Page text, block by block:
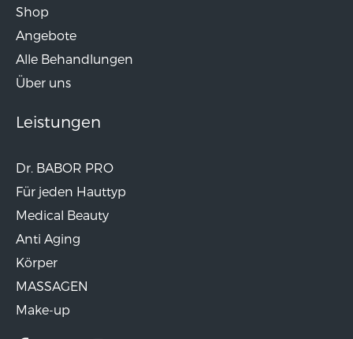
Shop
Angebote
Alle Behandlungen
Über uns
Leistungen
Dr. BABOR PRO
Für jeden Hauttyp
Medical Beauty
Anti Aging
Körper
MASSAGEN
Make-up